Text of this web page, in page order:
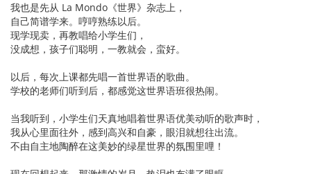
我也是先从 La Mondo《世界》杂志上，
自己简谱学来。哼哼熟练以后。
现学现卖，再教唱给小学生们，
没成想，孩子们聪明，一教就会，蛮好。
以后，每次上课都先唱一首世界语的歌曲。
学校的老师们听到后，都感觉这世界语班很热闹。
当我听到，小学生们天真地唱着世界语优美动听的歌声时，
我从心里面往外，感到高兴和自豪，眼泪就想往出流。
不由自主地陶醉在这美妙的绿星世界的氛围里哩！